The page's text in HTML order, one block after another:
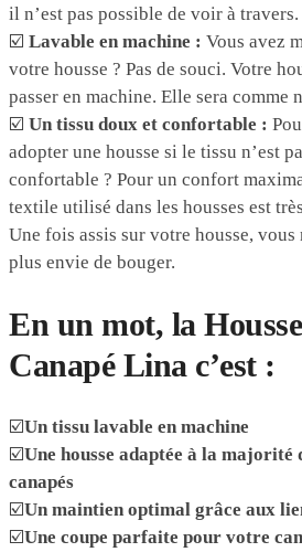
il n’est pas possible de voir à travers.
☑️ Lavable en machine : Vous avez
votre housse ? Pas de souci. Votre
passer en machine. Elle sera comme
☑️ Un tissu doux et confortable :
adopter une housse si le tissu n’est
confortable ? Pour un confort
textile utilisé dans les housses est
Une fois assis sur votre housse, vous
plus envie de bouger.
En un mot, la
Canapé Lina c’est :
☑️Un tissu lavable en machine
☑️Une housse adaptée à la majorité
canapés
☑️Un maintien optimal grâce aux
☑️Une coupe parfaite pour votre